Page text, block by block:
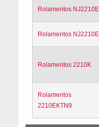
Rolamentos NJ2210E
Rolamentos NJ2210E
Rolamentos 2210K
Rolamentos
2210EKTN9